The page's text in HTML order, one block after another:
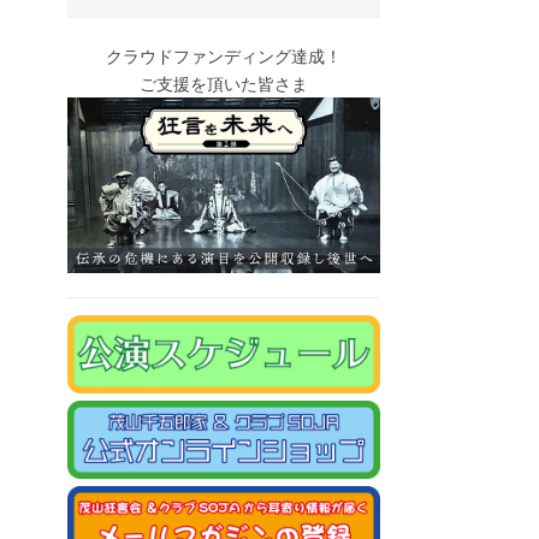
クラウドファンディング達成！
ご支援を頂いた皆さま